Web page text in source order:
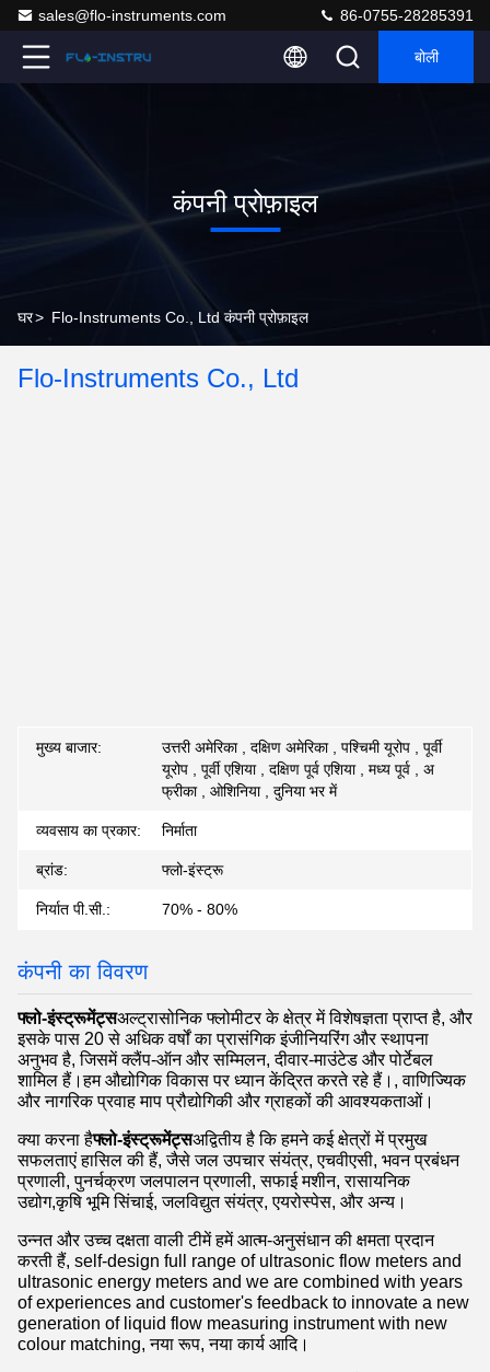
sales@flo-instruments.com 86-0755-28285391
बोली
कंपनी प्रोफ़ाइल
घर> Flo-Instruments Co., Ltd कंपनी प्रोफ़ाइल
Flo-Instruments Co., Ltd
मुख्य बाजार:
उत्तरी अमेरिका , दक्षिण अमेरिका , पश्चिमी यूरोप , पूर्वी
यूरोप , पूर्वी एशिया , दक्षिण पूर्व एशिया , मध्य पूर्व , अ
फ्रीका , ओशिनिया , दुनिया भर में
व्यवसाय का प्रकार: निर्माता
ब्रांड: फ्लो-इंस्ट्रू
निर्यात पी.सी.: 70% - 80%
कंपनी का विवरण
फ्लो-इंस्ट्रूमेंट्सअल्ट्रासोनिक फ्लोमीटर के क्षेत्र में विशेषज्ञता प्राप्त है, और
इसके पास 20 से अधिक वर्षों का प्रासंगिक इंजीनियरिंग और स्थापना
अनुभव है, जिसमें क्लैंप-ऑन और सम्मिलन, दीवार-माउंटेड और पोर्टेबल
शामिल हैं।हम औद्योगिक विकास पर ध्यान केंद्रित करते रहे हैं।, वाणिज्यिक
और नागरिक प्रवाह माप प्रौद्योगिकी और ग्राहकों की आवश्यकताओं।
क्या करना हैफ्लो-इंस्ट्रूमेंट्सअद्वितीय है कि हमने कई क्षेत्रों में प्रमुख
सफलताएं हासिल की हैं, जैसे जल उपचार संयंत्र, एचवीएसी, भवन प्रबंधन
प्रणाली, पुनर्चक्रण जलपालन प्रणाली, सफाई मशीन, रासायनिक
उद्योग,कृषि भूमि सिंचाई, जलविद्युत संयंत्र, एयरोस्पेस, और अन्य।
उन्नत और उच्च दक्षता वाली टीमें हमें आत्म-अनुसंधान की क्षमता प्रदान
करती हैं, self-design full range of ultrasonic flow meters and
ultrasonic energy meters and we are combined with years
of experiences and customer's feedback to innovate a new
generation of liquid flow measuring instrument with new
colour matching, नया रूप, नया कार्य आदि।